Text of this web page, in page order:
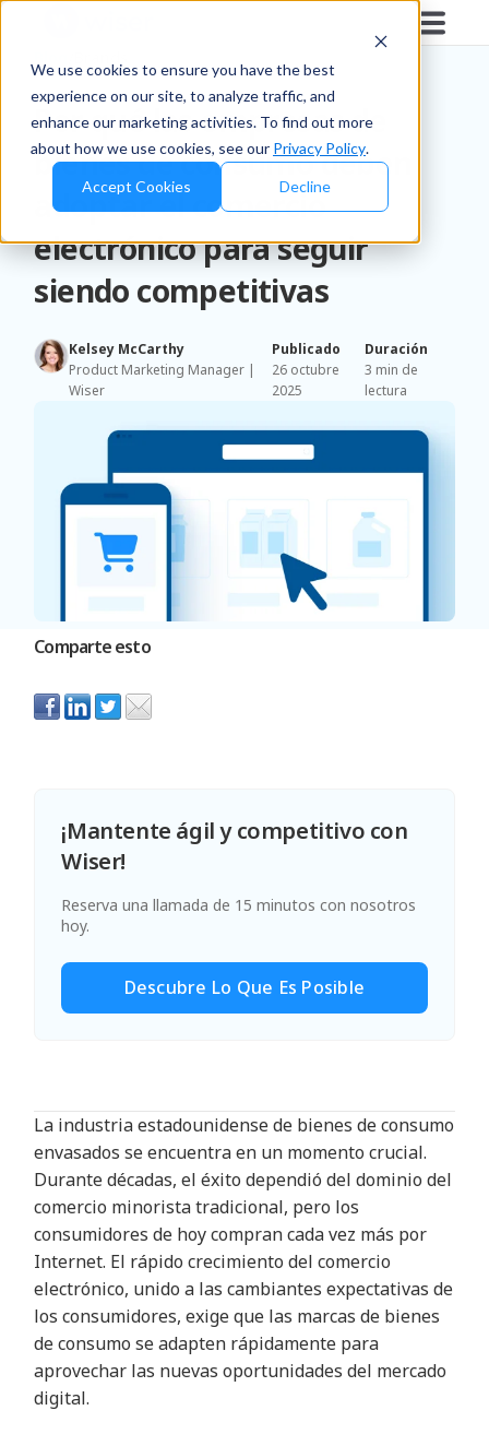
We use cookies to ensure you have the best
experience on our site, to analyze traffic, and
enhance our marketing activities. To find out more
about how we use cookies, see our Privacy Policy.
Accept Cookies Decline
Por qué las empresas de
bienes de consumo deben
adoptar el comercio
electrónico para seguir
siendo competitivas
Kelsey McCarthy
Product Marketing Manager |
Wiser
Publicado
26 octubre
2025
Duración
3 min de
lectura
Comparte esto
¡Mantente ágil y competitivo con
Wiser!
Reserva una llamada de 15 minutos con nosotros
hoy.
Descubre Lo Que Es Posible
La industria estadounidense de bienes de consumo
envasados se encuentra en un momento crucial.
Durante décadas, el éxito dependió del dominio del
comercio minorista tradicional, pero los
consumidores de hoy compran cada vez más por
Internet. El rápido crecimiento del comercio
electrónico, unido a las cambiantes expectativas de
los consumidores, exige que las marcas de bienes
de consumo se adapten rápidamente para
aprovechar las nuevas oportunidades del mercado
digital.